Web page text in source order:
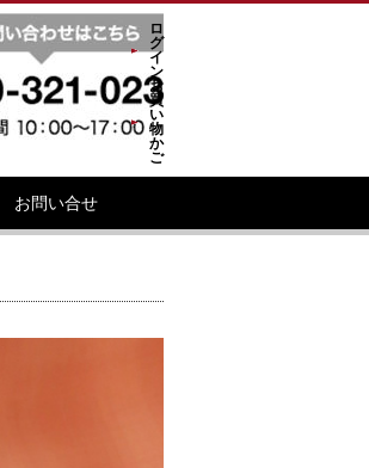
ロ
グ
イ
ン
お
買
い
物
か
ご
お問い合せ